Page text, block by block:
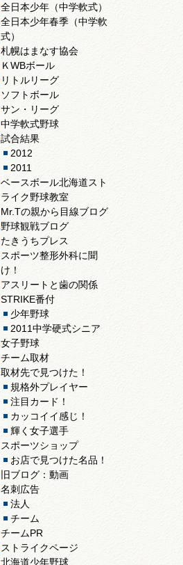
全日本少年（中学軟式）
全日本少年春季（中学軟
式）
札幌はまなす協会
ＫWBボール
リトルリーグ
ソフトボール
サン・リーグ
中学軟式野球
試合結果
2012
2011
ベースボール北海道スト
ライク野球教室
Mr.Tの親から目線ブログ
野球観戦ブログ
たきうちプレス
スポーツ整形外科に聞
け！
アスリートと歯の関係
STRIKE番付
少年野球
2011中学硬式シニア
女子野球
チーム取材
取材先で見つけた！
規格外プレイヤー
注目カード！
カッコイイ感じ！
輝く女子選手
スポーツショップ
お店で見つけた名品！
旧ブログ：動画
名刺広告
法人
チーム
チームPR
ストライクページ
北海道少年野球